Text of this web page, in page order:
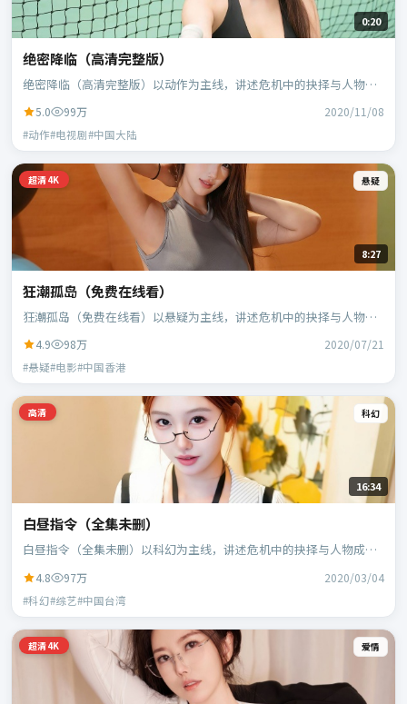
0:20
绝密降临（高清完整版）
绝密降临（高清完整版）以动作为主线，讲述危机中的抉择与人物成
5.0 99万 2020/11/08
#动作#电视剧#中国大陆
超清4K 悬疑
8:27
狂潮孤岛（免费在线看）
狂潮孤岛（免费在线看）以悬疑为主线，讲述危机中的抉择与人物成
4.9 98万 2020/07/21
#悬疑#电影#中国香港
高清 科幻
16:34
白昼指令（全集未删）
白昼指令（全集未删）以科幻为主线，讲述危机中的抉择与人物成
4.8 97万 2020/03/04
#科幻#综艺#中国台湾
超清4K 爱情